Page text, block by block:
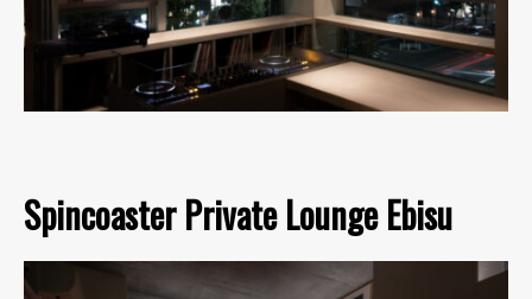
Spincoaster Private Lounge Ebisu